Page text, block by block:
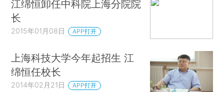
江绵恒卸任中科院上海分院院
长
2015年01月08日 APP打开
上海科技大学今年起招生 江
绵恒任校长
2014年02月21日 APP打开